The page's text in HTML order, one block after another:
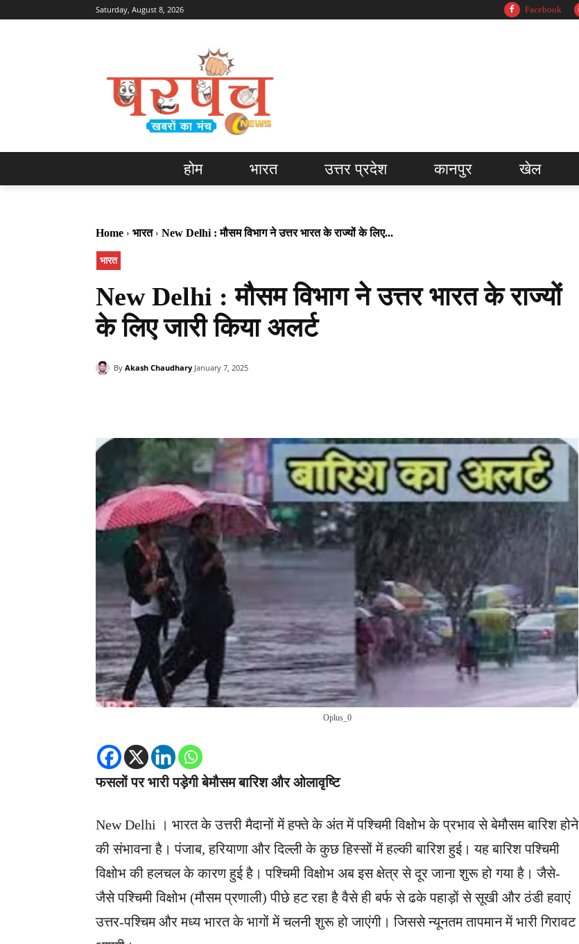
Saturday, August 8, 2026 Facebook
होम भारत उत्तर प्रदेश कानपुर खेल
Home भारत New Delhi : मौसम विभाग ने उत्तर भारत के राज्यों के लिए...
भारत
New Delhi : मौसम विभाग ने उत्तर भारत के राज्यों
के लिए जारी किया अलर्ट
By Akash Chaudhary January 7, 2025
Oplus_0
फसलों पर भारी पड़ेगी बेमौसम बारिश और ओलावृष्टि
New Delhi । भारत के उत्तरी मैदानों में हफ्ते के अंत में पश्चिमी विक्षोभ के प्रभाव से बेमौसम बारिश होने
की संभावना है। पंजाब, हरियाणा और दिल्ली के कुछ हिस्सों में हल्की बारिश हुई। यह बारिश पश्चिमी
विक्षोभ की हलचल के कारण हुई है। पश्चिमी विक्षोभ अब इस क्षेत्र से दूर जाना शुरू हो गया है। जैसे-
जैसे पश्चिमी विक्षोभ (मौसम प्रणाली) पीछे हट रहा है वैसे ही बर्फ से ढके पहाड़ों से सूखी और ठंडी हवाएं
उत्तर-पश्चिम और मध्य भारत के भागों में चलनी शुरू हो जाएंगी। जिससे न्यूनतम तापमान में भारी गिरावट